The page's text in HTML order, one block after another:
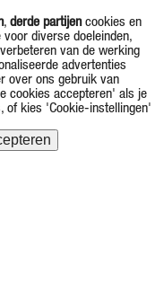
, derde partijencookies en
diverse doeleinden,
van de werking
advertenties
over ons gebruik van
cookies accepteren' als je
of kies 'Cookie-instellingen'